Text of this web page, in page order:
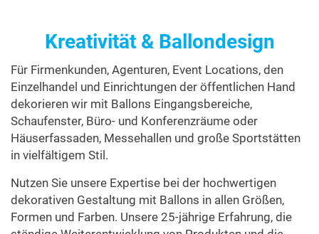
Kreativität & Ballondesign
Für Firmenkunden, Agenturen, Event Locations, den
Einzelhandel und Einrichtungen der öffentlichen Hand
dekorieren wir mit Ballons Eingangsbereiche,
Schaufenster, Büro- und Konferenzräume oder
Häuserfassaden, Messehallen und große Sportstätten
in vielfältigem Stil.
Nutzen Sie unsere Expertise bei der hochwertigen
dekorativen Gestaltung mit Ballons in allen Größen,
Formen und Farben. Unsere 25-jährige Erfahrung, die